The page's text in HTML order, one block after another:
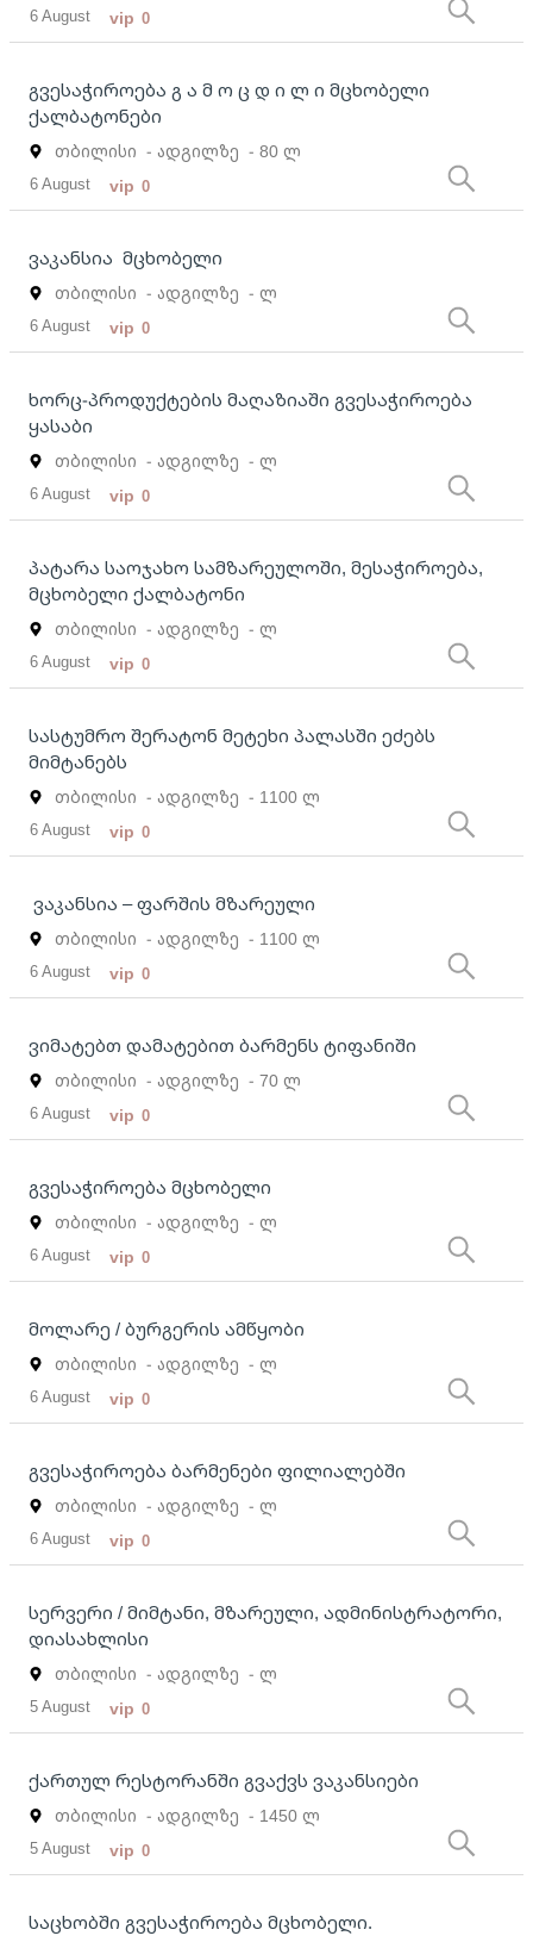
6 August vip 0
გვესაჭიროება გ ა მ ო ც დ ი ლ ი მცხობელი
ქალბატონები
თბილისი - ადგილზე - 80 ლ
6 August vip 0
ვაკანსია მცხობელი
თბილისი - ადგილზე - ლ
6 August vip 0
ხორც-პროდუქტების მაღაზიაში გვესაჭიროება
ყასაბი
თბილისი - ადგილზე - ლ
6 August vip 0
პატარა საოჯახო სამზარეულოში, მესაჭიროება,
მცხობელი ქალბატონი
თბილისი - ადგილზე - ლ
6 August vip 0
სასტუმრო შერატონ მეტეხი პალასში ეძებს
მიმტანებს
თბილისი - ადგილზე - 1100 ლ
6 August vip 0
ვაკანსია – ფარშის მზარეული
თბილისი - ადგილზე - 1100 ლ
6 August vip 0
ვიმატებთ დამატებით ბარმენს ტიფანიში
თბილისი - ადგილზე - 70 ლ
6 August vip 0
გვესაჭიროება მცხობელი
თბილისი - ადგილზე - ლ
6 August vip 0
მოლარე / ბურგერის ამწყობი
თბილისი - ადგილზე - ლ
6 August vip 0
გვესაჭიროება ბარმენები ფილიალებში
თბილისი - ადგილზე - ლ
6 August vip 0
სერვერი / მიმტანი, მზარეული, ადმინისტრატორი,
დიასახლისი
თბილისი - ადგილზე - ლ
5 August vip 0
ქართულ რესტორანში გვაქვს ვაკანსიები
თბილისი - ადგილზე - 1450 ლ
5 August vip 0
საცხობში გვესაჭიროება მცხობელი.